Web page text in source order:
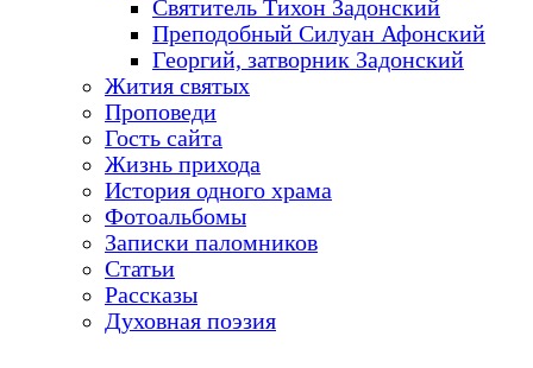
Святитель Тихон Задонский
Преподобный Силуан Афонский
Георгий, затворник Задонский
Жития святых
Проповеди
Гость сайта
Жизнь прихода
История одного храма
Фотоальбомы
Записки паломников
Статьи
Рассказы
Духовная поэзия